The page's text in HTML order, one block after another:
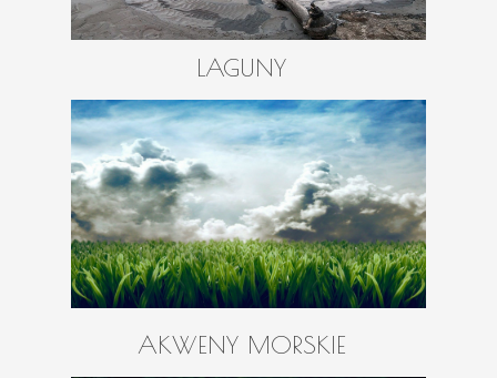
LAGUNY
AKWENY MORSKIE